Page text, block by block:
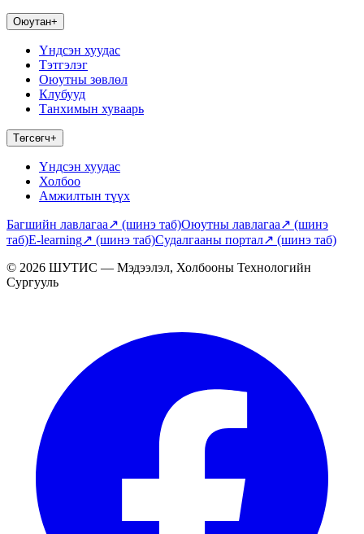
Оюутан+
Үндсэн хуудас
Тэтгэлэг
Оюутны зөвлөл
Клубууд
Танхимын хуваарь
Төгсөгч+
Үндсэн хуудас
Холбоо
Амжилтын түүх
Багшийн лавлагаа↗ (шинэ таб)Оюутны лавлагаа↗ (шинэ
таб)E-learning↗ (шинэ таб)Судалгааны портал↗ (шинэ таб)
© 2026 ШУТИС — Мэдээлэл, Холбооны Технологийн
Сургууль